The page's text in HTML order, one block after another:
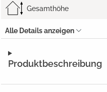
Produktbeschreibung
Gesamthöhe
Alle Details anzeigen